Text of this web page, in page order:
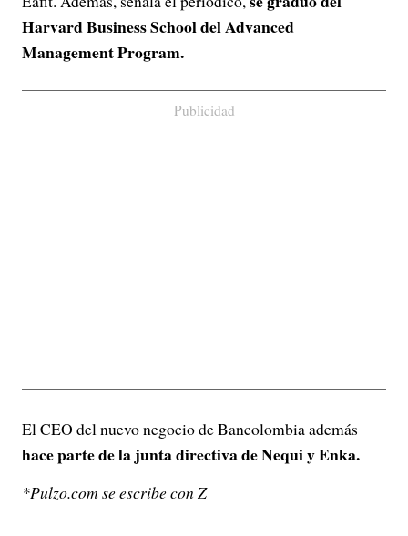
Harvard Business School del Advanced
Management Program.
Publicidad
El CEO del nuevo negocio de Bancolombia además
hace parte de la junta directiva de Nequi y Enka.
*Pulzo.com se escribe con Z